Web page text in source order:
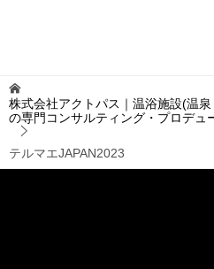
株式会社アクトパス｜温浴施設(温
の専門コンサルティング・プロデュ
テルマエJAPAN2023